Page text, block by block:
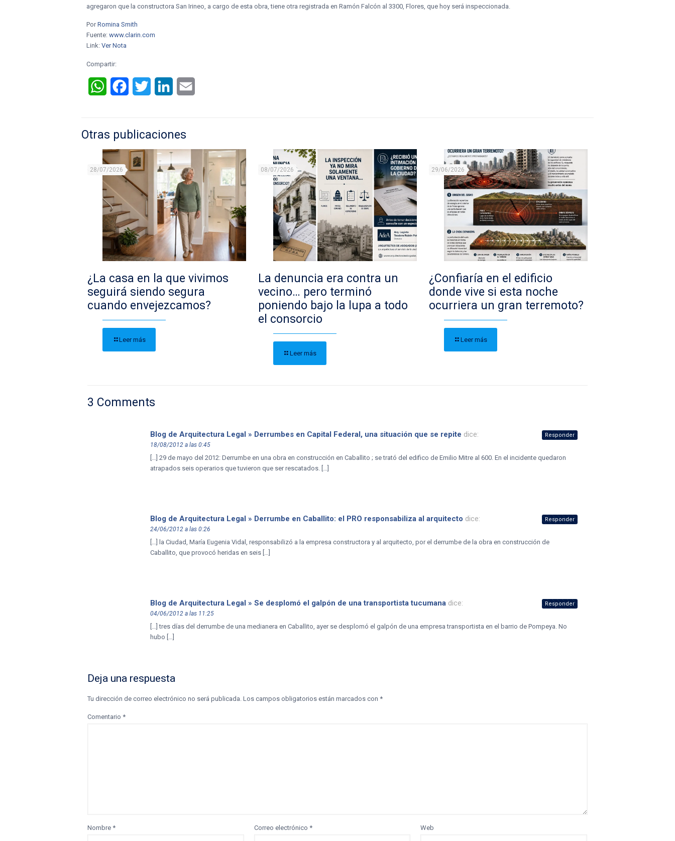
agregaron que la constructora San Irineo, a cargo de esta obra, tiene otra registrada en Ramón Falcón al 3300, Flores, que hoy será inspeccionada.
PorRomina Smith
Fuente:www.clarin.com
Link:Ver Nota
Compartir:
WhatsAppFacebookTwitter LinkedIn
Otras publicaciones
28/07/2026
¿La casa en la que vivimos
seguirá siendo segura
cuando envejezcamos?
Leer más
08/07/2026
La denuncia era contra un
vecino… pero terminó
poniendo bajo la lupa a todo
el consorcio
Leer más
29/06/2026
¿Confiaría en el edificio
donde vive si esta noche
ocurriera un gran terremoto?
Leer más
3 Comments
Blog de Arquitectura Legal » Derrumbes en Capital Federal, una situación que se repite dice:
18/08/2012 a las 0:45
[…] 29 de mayo del 2012: Derrumbe en una obra en construcción en Caballito ; se trató del edifico de Emilio Mitre al 600. En el incidente quedaron
atrapados seis operarios que tuvieron que ser rescatados. […]
Responder
Blog de Arquitectura Legal » Derrumbe en Caballito: el PRO responsabiliza al arquitecto dice:
24/06/2012 a las 0:26
[…] la Ciudad, María Eugenia Vidal, responsabilizó a la empresa constructora y al arquitecto, por el derrumbe de la obra en construcción de
Caballito, que provocó heridas en seis […]
Responder
Blog de Arquitectura Legal » Se desplomó el galpón de una transportista tucumana dice:
04/06/2012 a las 11:25
[…] tres días del derrumbe de una medianera en Caballito, ayer se desplomó el galpón de una empresa transportista en el barrio de Pompeya. No
hubo […]
Responder
Deja una respuesta
Tu dirección de correo electrónico no será publicada. Los campos obligatorios están marcados con *
Comentario *
Nombre * Correo electrónico * Web